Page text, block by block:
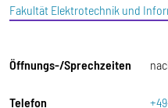
Fakultät Elektrotechnik und
Öffnungs-/Sprechzeiten
Telefon